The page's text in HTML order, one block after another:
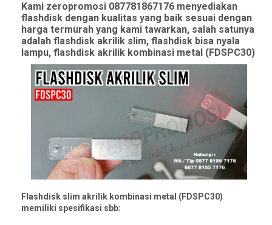
Kami zeropromosi 087781867176 menyediakan
flashdisk dengan kualitas yang baik sesuai dengan
harga termurah yang kami tawarkan, salah satunya
adalah flashdisk akrilik slim, flashdisk bisa nyala
lampu, flashdisk akrilik kombinasi metal (FDSPC30)
Flashdisk slim akrilik kombinasi metal (FDSPC30)
memiliki spesifikasi sbb: